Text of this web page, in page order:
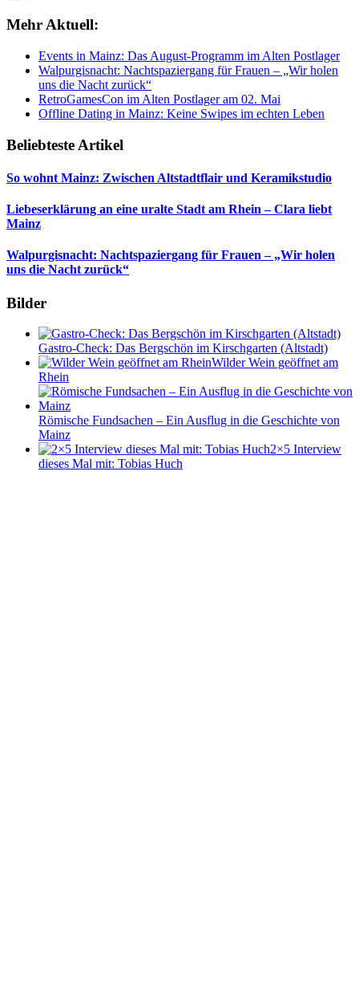
Mehr Aktuell:
Events in Mainz: Das August-Programm im Alten Postlager
Walpurgisnacht: Nachtspaziergang für Frauen – „Wir holen
uns die Nacht zurück“
RetroGamesCon im Alten Postlager am 02. Mai
Offline Dating in Mainz: Keine Swipes im echten Leben
Beliebteste Artikel
So wohnt Mainz: Zwischen Altstadtflair und Keramikstudio
Liebeserklärung an eine uralte Stadt am Rhein – Clara liebt
Mainz
Walpurgisnacht: Nachtspaziergang für Frauen – „Wir holen
uns die Nacht zurück“
Bilder
Gastro-Check: Das Bergschön im Kirschgarten (Altstadt)
Wilder Wein geöffnet am
Rhein
Römische Fundsachen – Ein Ausflug in die Geschichte von
Mainz
2×5 Interview
dieses Mal mit: Tobias Huch